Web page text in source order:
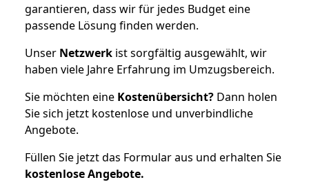
garantieren, dass wir für jedes Budget eine
passende Lösung finden werden.
Unser Netzwerk ist sorgfältig ausgewählt, wir
haben viele Jahre Erfahrung im Umzugsbereich.
Sie möchten eine Kostenübersicht? Dann holen
Sie sich jetzt kostenlose und unverbindliche
Angebote.
Füllen Sie jetzt das Formular aus und erhalten Sie
kostenloseAngebote.